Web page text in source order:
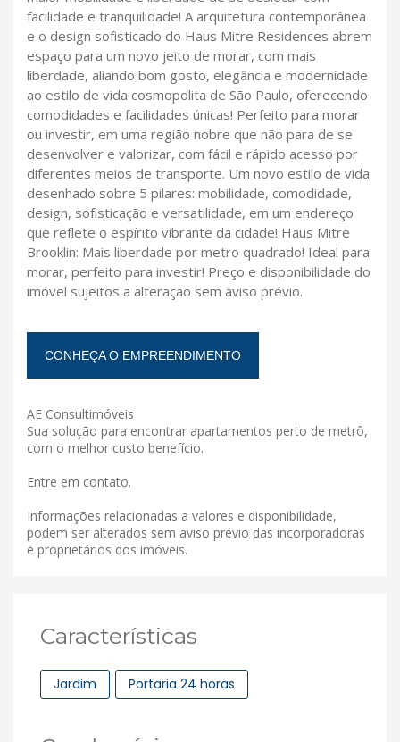
facilidade e tranquilidade! A arquitetura contemporânea
e o design sofisticado do Haus Mitre Residences abrem
espaço para um novo jeito de morar, com mais
liberdade, aliando bom gosto, elegância e modernidade
ao estilo de vida cosmopolita de São Paulo, oferecendo
comodidades e facilidades únicas! Perfeito para morar
ou investir, em uma região nobre que não para de se
desenvolver e valorizar, com fácil e rápido acesso por
diferentes meios de transporte. Um novo estilo de vida
desenhado sobre 5 pilares: mobilidade, comodidade,
design, sofisticação e versatilidade, em um endereço
que reflete o espírito vibrante da cidade! Haus Mitre
Brooklin: Mais liberdade por metro quadrado! Ideal para
morar, perfeito para investir! Preço e disponibilidade do
imóvel sujeitos a alteração sem aviso prévio.
CONHEÇA O EMPREENDIMENTO
AE Consultimóveis
Sua solução para encontrar apartamentos perto de metrô,
com o melhor custo benefício.
Entre em contato.
Informações relacionadas a valores e disponibilidade,
podem ser alterados sem aviso prévio das incorporadoras
e proprietários dos imóveis.
Características
Jardim Portaria 24 horas